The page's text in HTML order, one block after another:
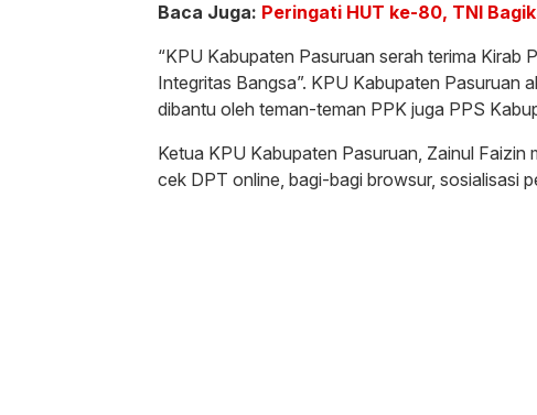
Baca Juga: Peringati HUT ke-80, TNI
“KPU Kabupaten Pasuruan serah terima Kirab
Integritas Bangsa”. KPU Kabupaten Pasuruan
dibantu oleh teman-teman PPK juga PPS
Ketua KPU Kabupaten Pasuruan, Zainul Faizin
cek DPT online, bagi-bagi browsur, sosialisasi